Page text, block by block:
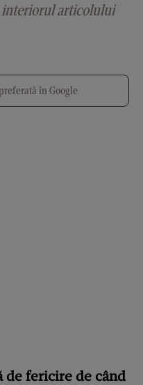
interiorul articolului
în Google
de fericire de când